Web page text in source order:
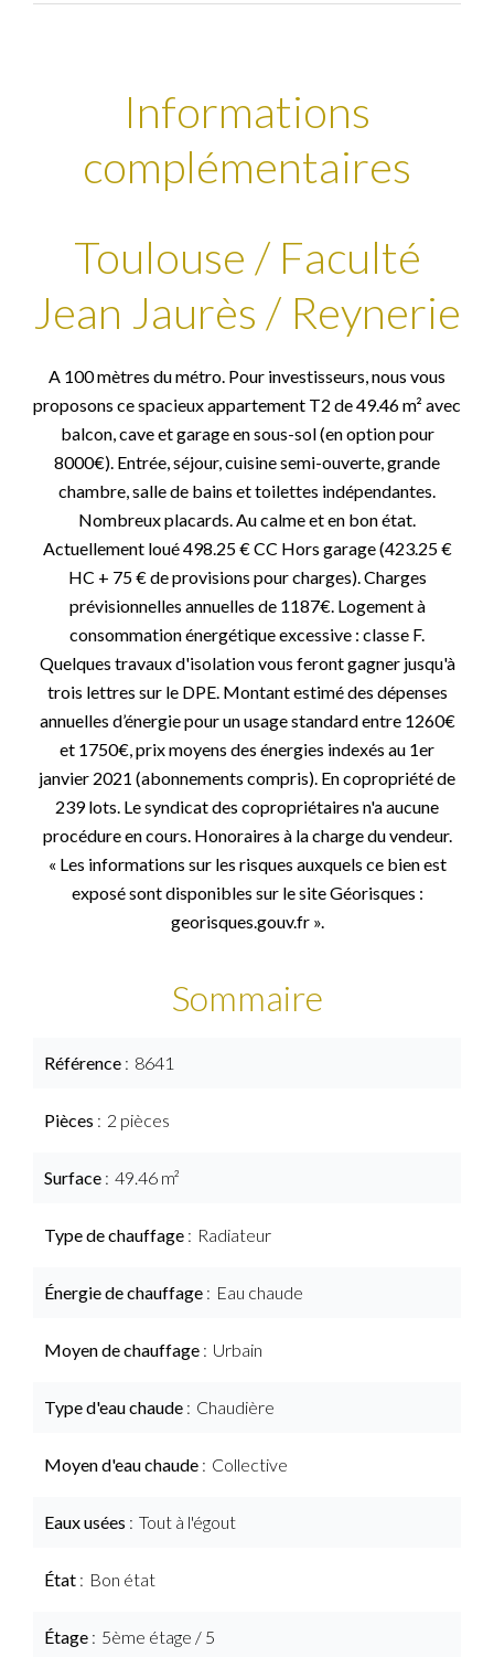
Informations
complémentaires
Toulouse / Faculté
Jean Jaurès / Reynerie
A 100 mètres du métro. Pour investisseurs, nous vous
proposons ce spacieux appartement T2 de 49.46 m² avec
balcon, cave et garage en sous-sol (en option pour
8000€). Entrée, séjour, cuisine semi-ouverte, grande
chambre, salle de bains et toilettes indépendantes.
Nombreux placards. Au calme et en bon état.
Actuellement loué 498.25 € CC Hors garage (423.25 €
HC + 75 € de provisions pour charges). Charges
prévisionnelles annuelles de 1187€. Logement à
consommation énergétique excessive : classe F.
Quelques travaux d'isolation vous feront gagner jusqu'à
trois lettres sur le DPE. Montant estimé des dépenses
annuelles d’énergie pour un usage standard entre 1260€
et 1750€, prix moyens des énergies indexés au 1er
janvier 2021 (abonnements compris). En copropriété de
239 lots. Le syndicat des copropriétaires n'a aucune
procédure en cours. Honoraires à la charge du vendeur.
« Les informations sur les risques auxquels ce bien est
exposé sont disponibles sur le site Géorisques :
georisques.gouv.fr ».
Sommaire
Référence 8641
Pièces 2 pièces
Surface 49.46 m²
Type de chauffage Radiateur
Énergie de chauffage Eau chaude
Moyen de chauffage Urbain
Type d'eau chaude Chaudière
Moyen d'eau chaude Collective
Eaux usées Tout à l'égout
État Bon état
Étage 5ème étage / 5